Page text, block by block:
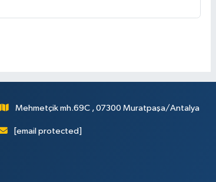
Mehmetçik mh.69C , 07300 Muratpaşa/Antalya
[email protected]